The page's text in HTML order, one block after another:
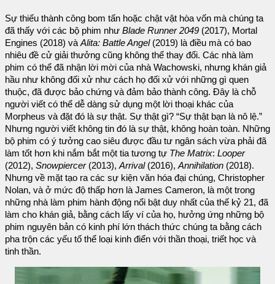
Sự thiếu thành công bom tấn hoặc chật vật hòa vốn mà chúng ta
đã thấy với các bộ phim như Blade Runner 2049 (2017), Mortal
Engines (2018) và Alita: Battle Angel(2019) là điều mà có bao
nhiêu đề cử giải thưởng cũng không thể thay đổi. Các nhà làm
phim có thể đã nhận lời mời của nhà Wachowski, nhưng khán giả
hầu như không đối xử như cách họ đối xử với những gì quen
thuộc, đã được bảo chứng và đảm bảo thành công. Đây là chỗ
người viết có thể dễ dàng sử dụng một lời thoại khác của
Morpheus và đặt đó là sự thật. Sự thật gì? “Sự thật bạn là nô lệ.”
Nhưng người viết không tin đó là sự thật, không hoàn toàn. Những
bộ phim có ý tưởng cao siêu được đầu tư ngân sách vừa phải đã
làm tốt hơn khi nắm bắt một tia tương tự The Matrix: Looper
(2012), Snowpiercer (2013), Arrival (2016), Annihilation (2018).
Nhưng về mặt tạo ra các sự kiện văn hóa đại chúng, Christopher
Nolan, và ở mức độ thấp hơn là James Cameron, là một trong
những nhà làm phim hành động nổi bật duy nhất của thế kỷ 21, đã
làm cho khán giả, bằng cách lấy ví của họ, hưởng ứng những bộ
phim nguyên bản có kinh phí lớn thách thức chúng ta bằng cách
pha trộn các yếu tố thể loại kinh điển với thần thoại, triết học và
tinh thần.